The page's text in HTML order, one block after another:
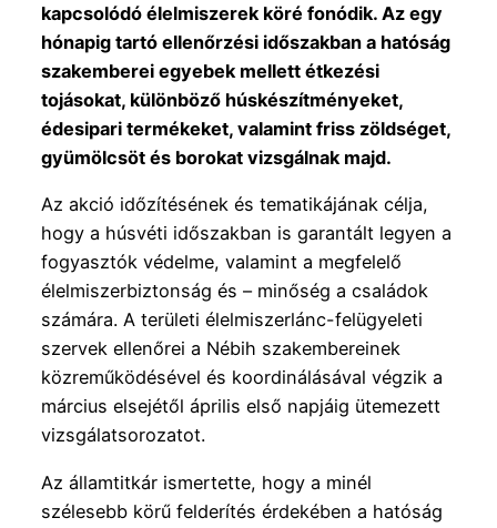
kapcsolódó élelmiszerek köré fonódik. Az egy
hónapig tartó ellenőrzési időszakban a hatóság
szakemberei egyebek mellett étkezési
tojásokat, különböző húskészítményeket,
édesipari termékeket, valamint friss zöldséget,
gyümölcsöt és borokat vizsgálnak majd.
Az akció időzítésének és tematikájának célja,
hogy a húsvéti időszakban is garantált legyen a
fogyasztók védelme, valamint a megfelelő
élelmiszerbiztonság és – minőség a családok
számára. A területi élelmiszerlánc-felügyeleti
szervek ellenőrei a Nébih szakembereinek
közreműködésével és koordinálásával végzik a
március elsejétől április első napjáig ütemezett
vizsgálatsorozatot.
Az államtitkár ismertette, hogy a minél
szélesebb körű felderítés érdekében a hatóság